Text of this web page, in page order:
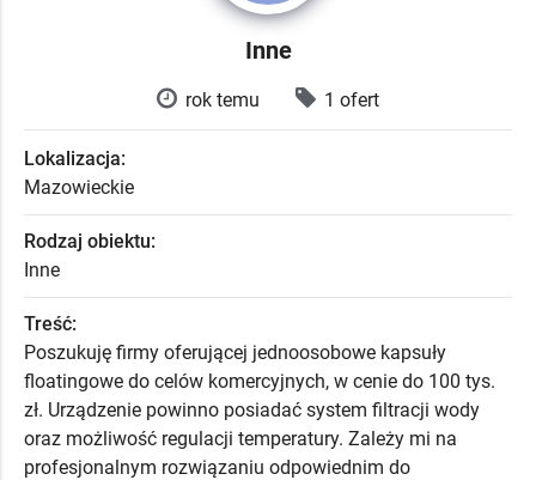
Inne
rok temu 1 ofert
Lokalizacja:
Mazowieckie
Rodzaj obiektu:
Inne
Treść:
Poszukuję firmy oferującej jednoosobowe kapsuły
floatingowe do celów komercyjnych, w cenie do 100 tys.
zł. Urządzenie powinno posiadać system filtracji wody
oraz możliwość regulacji temperatury. Zależy mi na
profesjonalnym rozwiązaniu odpowiednim do